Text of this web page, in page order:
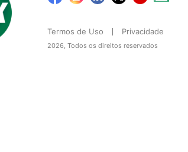
Termos de Uso Privacidade
2026, Todos os direitos reservados